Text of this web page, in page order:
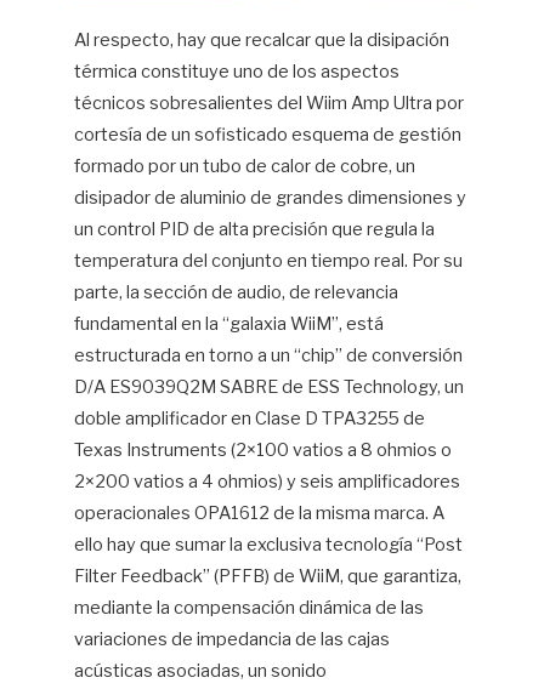
Al respecto, hay que recalcar que la disipación
térmica constituye uno de los aspectos
técnicos sobresalientes del Wiim Amp Ultra por
cortesía de un sofisticado esquema de gestión
formado por un tubo de calor de cobre, un
disipador de aluminio de grandes dimensiones y
un control PID de alta precisión que regula la
temperatura del conjunto en tiempo real. Por su
parte, la sección de audio, de relevancia
fundamental en la “galaxia WiiM”, está
estructurada en torno a un “chip” de conversión
D/A ES9039Q2M SABRE de ESS Technology, un
doble amplificador en Clase D TPA3255 de
Texas Instruments (2×100 vatios a 8 ohmios o
2×200 vatios a 4 ohmios) y seis amplificadores
operacionales OPA1612 de la misma marca. A
ello hay que sumar la exclusiva tecnología “Post
Filter Feedback” (PFFB) de WiiM, que garantiza,
mediante la compensación dinámica de las
variaciones de impedancia de las cajas
acústicas asociadas, un sonido